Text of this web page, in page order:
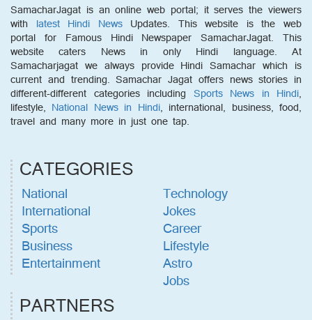
SamacharJagat is an online web portal; it serves the viewers
with latest Hindi NewsUpdates. This website is the web
portal for Famous Hindi Newspaper SamacharJagat. This
website caters News in only Hindi language. At
Samacharjagat we always provide Hindi Samachar which is
current and trending. Samachar Jagat offers news stories in
different-different categories including Sports News in Hindi,
lifestyle, National News in Hindi, international, business, food,
travel and many more in just one tap.
CATEGORIES
National
International
Sports
Business
Entertainment
Technology
Jokes
Career
Lifestyle
Astro
Jobs
PARTNERS